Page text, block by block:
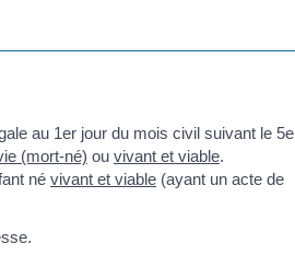
au 1er jour du mois civil suivant le 5e
(mort-né) ou vivant et viable.
né vivant et viable (ayant un acte de